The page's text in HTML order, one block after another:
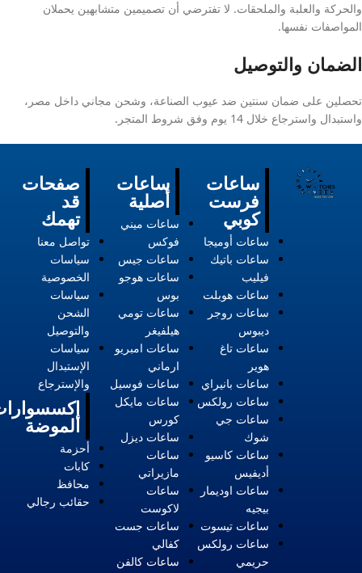
والحركة والعلبة والملحقات. لا تفترضي أن تصميمين متشابهين يحملان
المواصفات نفسها.
الضمان والتوصيل
تحصلين على ضمان سنتين ضد عيوب الصناعة، وشحن مجاني داخل مصر،
واستبدال واسترجاع خلال 14 يوم وفق شروط المتجر.
صفحات
قد
تهمك
تواصل معنا
سياسات
الخصوصية
سياسات
الشحن
والتوصيل
سياسات
الإستبدال
والإسترجاع
الموضة
أحزمة
كابات
محافظ
حقائب رجالي
ساعات
أصلية
ساعات ميني
فوكس
ساعات جيس
ساعات هوجو
بوس
ساعات تومي
هيلفيغر
ساعات امبريو
ارماني
ساعات فوسيل
ساعات مايكل
كورس
ساعات ديزل
ساعات
مازيراتي
ساعات
لاكوست
ساعات جست
كفالي
ساعات كالفن
ساعات
فرست
كوبي
ساعات أوميجا
ساعات باتيك
فيليب
ساعات هوبلت
ساعات روجر
ديبوس
ساعات تاغ
هوير
ساعات بانيراي
ساعات رولكس
ساعات جي
شوك
ساعات كاسيو
أديفيس
ساعات اوديمار
بيجيه
ساعات تيسوت
ساعات رولكس
حريمي